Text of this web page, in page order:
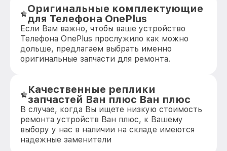
Оригинальные комплектующие
для Телефона OnePlus
Если Вам важно, чтобы ваше устройство
Телефона OnePlus прослужило как можно
дольше, предлагаем выбрать именно
оригинальные запчасти для ремонта.
Качественные реплики
запчастей Ван плюс Ван плюс
В случае, когда Вы ищете низкую стоимость
ремонта устройств Ван плюс, к Вашему
выбору у нас в наличии на складе имеются
надежные заменители